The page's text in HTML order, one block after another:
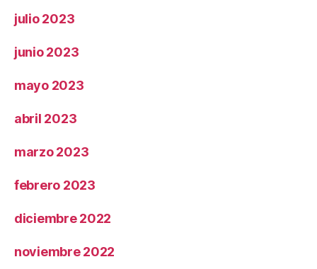
julio 2023
junio 2023
mayo 2023
abril 2023
marzo 2023
febrero 2023
diciembre 2022
noviembre 2022